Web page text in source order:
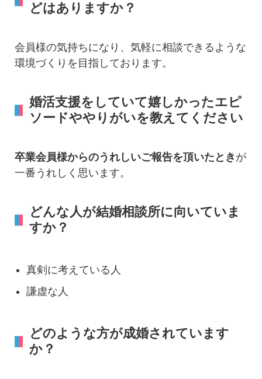
どはありますか？
会員様の気持ちになり、気軽に相談できるような
環境づくりを目指しております。
婚活支援をしていて嬉しかったエピ
ソードややりがいを教えてください
卒業会員様からのうれしいご報告を頂いたとき が
一番うれしく思います。
どんな人が結婚相談所に向いていま
すか？
真剣に考えている人
謙虚な人
どのような方が成婚されています
か？